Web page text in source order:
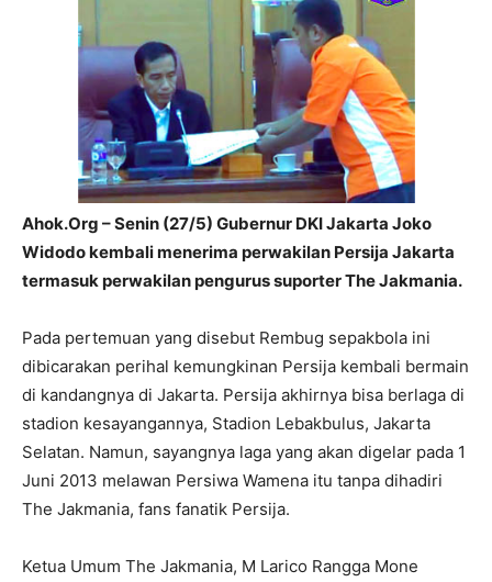
Ahok.Org – Senin (27/5) Gubernur DKI Jakarta Joko
Widodo kembali menerima perwakilan Persija Jakarta
termasuk perwakilan pengurus suporter The Jakmania.
Pada pertemuan yang disebut Rembug sepakbola ini
dibicarakan perihal kemungkinan Persija kembali bermain
di kandangnya di Jakarta. Persija akhirnya bisa berlaga di
stadion kesayangannya, Stadion Lebakbulus, Jakarta
Selatan. Namun, sayangnya laga yang akan digelar pada 1
Juni 2013 melawan Persiwa Wamena itu tanpa dihadiri
The Jakmania, fans fanatik Persija.
Ketua Umum The Jakmania, M Larico Rangga Mone